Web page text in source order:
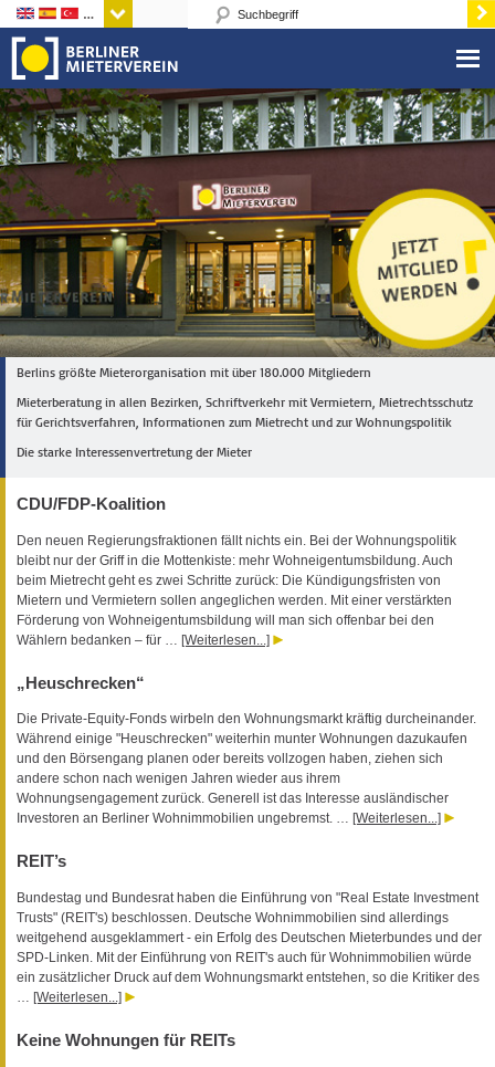
Sprachen
Berlins größte Mieterorganisation mit über 180.000 Mitgliedern
Mieterberatung in allen Bezirken, Schriftverkehr mit Vermietern, Mietrechtsschutz
für Gerichtsverfahren, Informationen zum Mietrecht und zur Wohnungspolitik
Die starke Interessenvertretung der Mieter
CDU/FDP-Koalition
Den neuen Regierungsfraktionen fällt nichts ein. Bei der Wohnungspolitik
bleibt nur der Griff in die Mottenkiste: mehr Wohneigentumsbildung. Auch
beim Mietrecht geht es zwei Schritte zurück: Die Kündigungsfristen von
Mietern und Vermietern sollen angeglichen werden. Mit einer verstärkten
Förderung von Wohneigentumsbildung will man sich offenbar bei den
Wählern bedanken – für … [Weiterlesen...]
„Heuschrecken“
Die Private-Equity-Fonds wirbeln den Wohnungsmarkt kräftig durcheinander.
Während einige "Heuschrecken" weiterhin munter Wohnungen dazukaufen
und den Börsengang planen oder bereits vollzogen haben, ziehen sich
andere schon nach wenigen Jahren wieder aus ihrem
Wohnungsengagement zurück. Generell ist das Interesse ausländischer
Investoren an Berliner Wohnimmobilien ungebremst. … [Weiterlesen...]
REIT’s
Bundestag und Bundesrat haben die Einführung von "Real Estate Investment
Trusts" (REIT's) beschlossen. Deutsche Wohnimmobilien sind allerdings
weitgehend ausgeklammert - ein Erfolg des Deutschen Mieterbundes und der
SPD-Linken. Mit der Einführung von REIT's auch für Wohnimmobilien würde
ein zusätzlicher Druck auf dem Wohnungsmarkt entstehen, so die Kritiker des
[Weiterlesen...]
Keine Wohnungen für REITs